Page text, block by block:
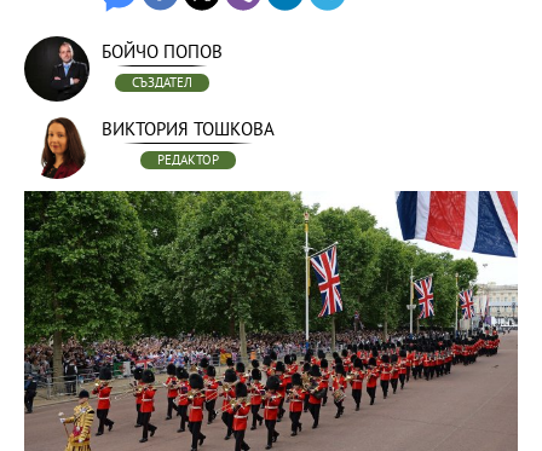
БОЙЧО ПОПОВ
СЪЗДАТЕЛ
ВИКТОРИЯ ТОШКОВА
РЕДАКТОР